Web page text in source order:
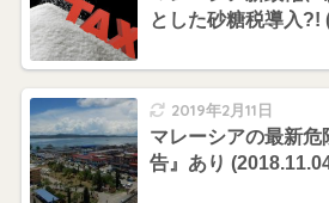
とした砂糖税導入?!
2019年2月11日
マレーシアの最新
告』あり